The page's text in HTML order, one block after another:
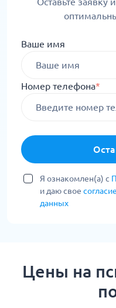
Ваше имя
Номер телефона*
Я ознакомлен(а) с
и даю свое
данных
Цены на